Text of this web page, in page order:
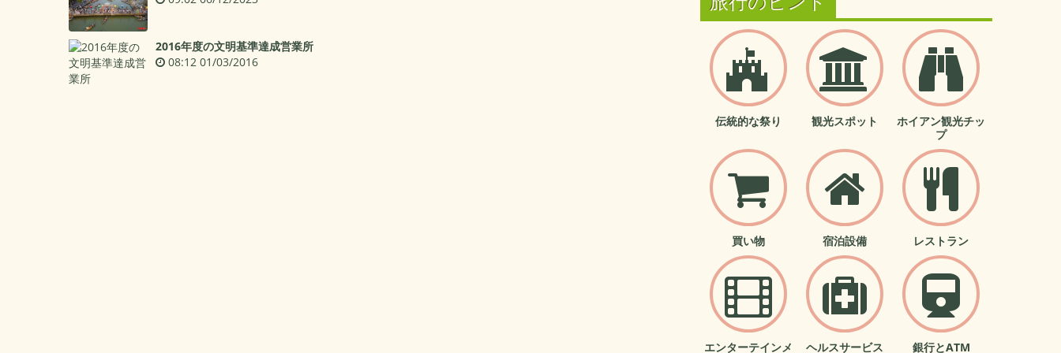
2016年度の文明基準達成営業所
08:12 01/03/2016
旅行のヒント
伝統的な祭り 観光スポット
ホイアン観光チッ
プ
買い物 宿泊設備 レストラン
エンターテインメ ヘルスサービス 銀行とATM